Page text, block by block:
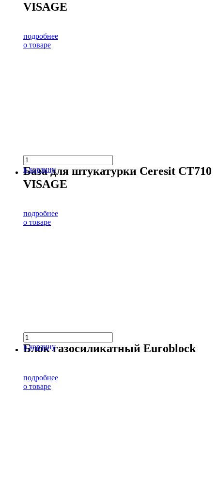
VISAGE
подробнее
о товаре
в корзину
База для штукатурки Ceresit CT710
VISAGE
подробнее
о товаре
в корзину
Блок газосиликатный Euroblock
подробнее
о товаре